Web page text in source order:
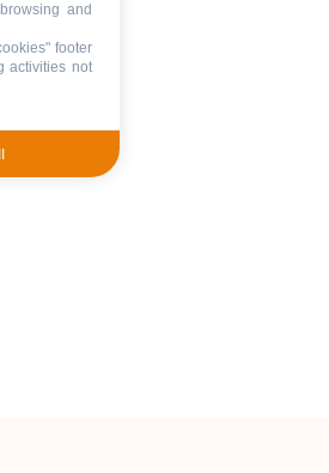
and
footer
activities not